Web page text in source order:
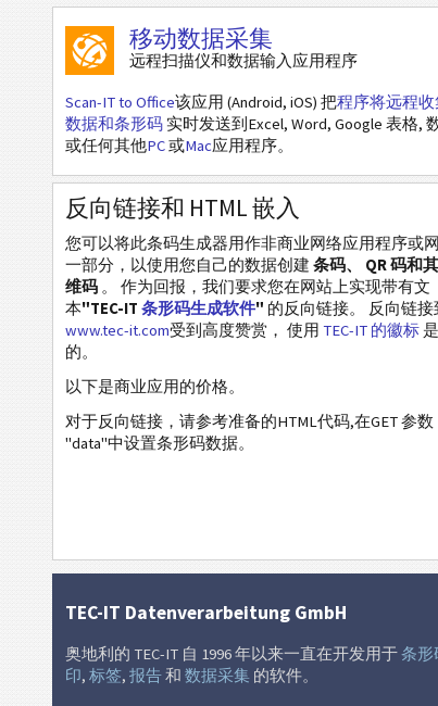
医疗保健条码
ISBN 码
名片
Event 条码
Wi-Fi 条码
移动数据采集
远程扫描仪和数据输入应用程序
Scan-IT to Office该应用 (Android, iOS) 把程序将远程收
数据和条形码 实时发送到Excel, Word, Google 表格,
或任何其他PC或Mac应用程序。
反向链接和 HTML 嵌入
您可以将此条码生成器用作非商业网络应用程序或
一部分，以使用您自己的数据创建 条码、 QR 码和
维码 。 作为回报，我们要求您在网站上实现带有文
本"TEC-IT 条形码生成软件" 的反向链接。 反向链接
www.tec-it.com受到高度赞赏， 使用 TEC-IT 的徽标
的。
以下是商业应用的价格。
对于反向链接，请参考准备的HTML代码,在GET 参数
"data"中设置条形码数据。
TEC-IT Datenverarbeitung GmbH
奥地利的 TEC-IT 自 1996 年以来一直在开发用于条形
印, 标签, 报告和 数据采集 的软件。